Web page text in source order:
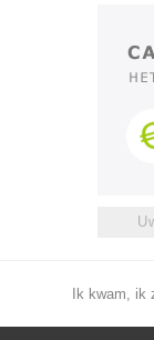
Ik kwam, ik